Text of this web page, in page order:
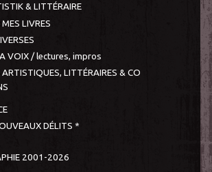
& LITTÉRAIRE
LIVRES
VOIX / lectures, impros
LITTÉRAIRES & CO
DÉLITS *
2001-2026